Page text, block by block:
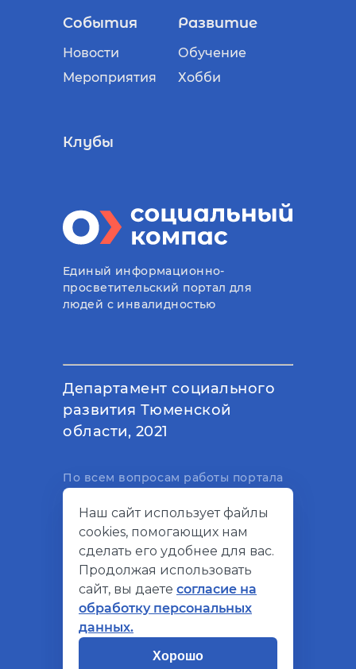
События
Новости
Мероприятия
Развитие
Обучение
Хобби
Клубы
Единый информационно-
просветительский портал для
людей с инвалидностью
Департамент социального
развития Тюменской
области, 2021
По всем вопросам работы портала
электронный адрес
support@socialkompas.ru
© Социальный компас, 2026
Политика конфиденциальности
Наш сайт использует файлы
cookies, помогающих нам
сделать его удобнее для вас.
Продолжая использовать
сайт, вы даете согласие на
обработку персональных
данных.
Хорошо